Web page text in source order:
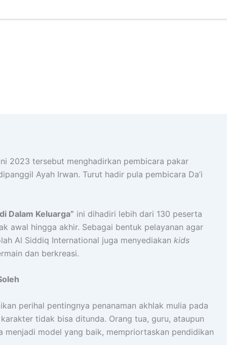
2023 tersebut menghadirkan pembicara pakar
Ayah Irwan. Turut hadir pula pembicara Da’i
Dalam Keluarga” ini dihadiri lebih dari 130 peserta
awal hingga akhir. Sebagai bentuk pelayanan agar
Al Siddiq International juga menyediakan kids
dan berkreasi.
perihal pentingnya penanaman akhlak mulia pada
tidak bisa ditunda. Orang tua, guru, ataupun
menjadi model yang baik, mempriortaskan pendidikan